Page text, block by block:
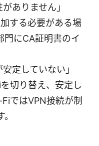
ありません」
する必要がある場
門にCA証明書のイ
定していない」
切り替え、安定し
ではVPN接続が制